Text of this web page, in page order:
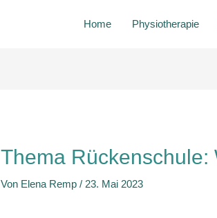
Home Physiotherapie
Thema
Von Elena Remp/ 23. Mai 2023